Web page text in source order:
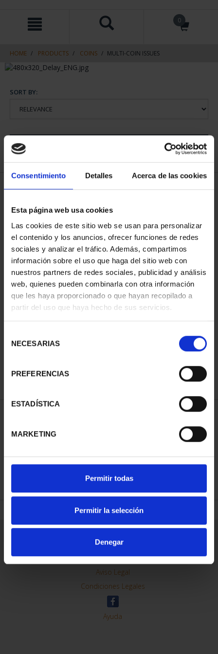
Consentimiento Detalles Acerca de las cookies
Esta página web usa cookies
Las cookies de este sitio web se usan para personalizar
el contenido y los anuncios, ofrecer funciones de redes
sociales y analizar el tráfico. Además, compartimos
información sobre el uso que haga del sitio web con
nuestros partners de redes sociales, publicidad y análisis
web, quienes pueden combinarla con otra información
que les haya proporcionado o que hayan recopilado a
partir del uso que haya hecho de sus servicios.
NECESARIAS
PREFERENCIAS
ESTADÍSTICA
MARKETING
Permitir todas
Permitir la selección
Denegar
navigation
0
HOME PRODUCTS COINS MULTI-COIN ISSUES
SORT BY:
1 Products found
€3,796.00
REFINE
Contacto
Preguntas Frequentes (FAQs)
Aviso Legal
Condiciones Legales
Ayuda